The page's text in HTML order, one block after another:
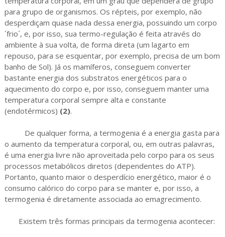
para grupo de organismos. Os répteis, por exemplo, não
desperdiçam quase nada dessa energia, possuindo um corpo
´frio´, e, por isso, sua termo-regulação é feita através do
ambiente à sua volta, de forma direta (um lagarto em
repouso, para se esquentar, por exemplo, precisa de um bom
banho de Sol). Já os mamíferos, conseguem converter
bastante energia dos substratos energéticos para o
aquecimento do corpo e, por isso, conseguem manter uma
temperatura corporal sempre alta e constante
(endotérmicos) (2).
De qualquer forma, a termogenia é a energia gasta para
o aumento da temperatura corporal, ou, em outras palavras,
é uma energia livre não aproveitada pelo corpo para os seus
processos metabólicos diretos (dependentes do ATP).
Portanto, quanto maior o desperdício energético, maior é o
consumo calórico do corpo para se manter e, por isso, a
termogenia é diretamente associada ao emagrecimento.
Existem três formas principais da termogenia acontecer: